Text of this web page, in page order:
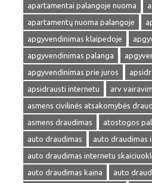
apartamentai palangoje nuoma
apartamentų nuoma palangoje
apgyvendinimas klaipedoje
apgyvendinimas palanga
apgyvendinimas prie juros
apsidrausti internetu
arv
asmens civilinės atsakomybės
asmens draudimas
atostogos
auto draudimas
auto draudimas
auto draudimas internetu
auto draudimas kaina
auto